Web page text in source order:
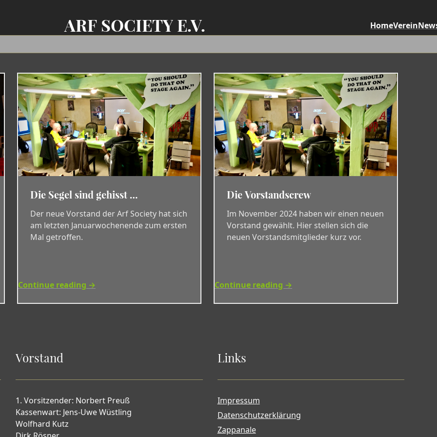
ARF SOCIETY E.V. HomeVerein
Die Segel sind gehisst …
Der neue Vorstand der Arf Society hat sich
am letzten Januarwochenende zum ersten
Mal getroffen.
Continue reading →
Die Vorstandscrew
Im November 2024 haben wir einen neuen
Vorstand gewählt. Hier stellen sich die
neuen Vorstandsmitglieder kurz vor.
Continue reading →
Vorstand
1. Vorsitzender: Norbert Preuß
Kassenwart: Jens-Uwe Wüstling
Wolfhard Kutz
Links
Impressum
Datenschutzerklärung
Zappanale